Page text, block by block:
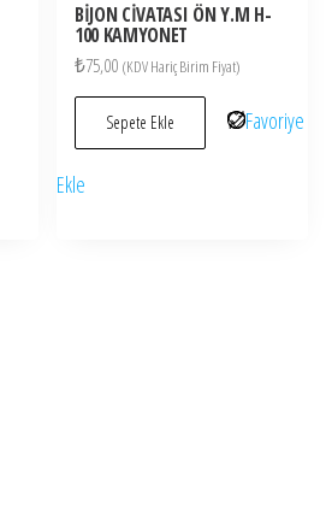
BİJON CİVATASI ÖN Y.M H-
100 KAMYONET
₺75,00 (KDV Hariç Birim Fiyat)
Sepete Ekle Favoriye
Ekle